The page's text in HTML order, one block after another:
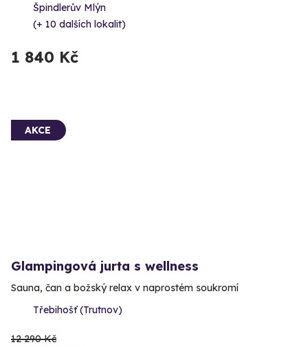
Špindlerův Mlýn
(+ 10 dalších lokalit)
1 840 Kč
AKCE
Glampingová jurta s wellness
Sauna, čan a božský relax v naprostém soukromí
Třebihošť (Trutnov)
12 290 Kč